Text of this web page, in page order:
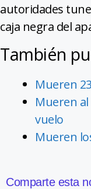
autoridades
caja negra del
También
Mueren
Mueren
vuelo
Mueren
Comparte esta